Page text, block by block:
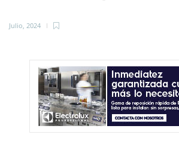
Julio, 2024